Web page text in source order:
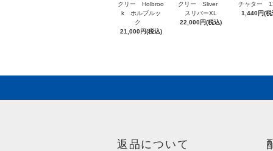
クリー Holbroo
k ホルブルッ
ク
21,000円(税込)
クリー Sliver
スリバーXL
22,000円(税込)
チャター
1,440円(税
返品について